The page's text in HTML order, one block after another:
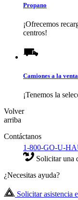
Propano
¡Ofrecemos
centros!
Camiones a la venta
¡Tenemos la
Volver
arriba
Contáctanos
1-800-GO-U-
Solicitar una
¿Necesitas ayuda?
Solicitar asistencia